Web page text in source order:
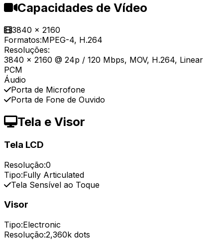
Capacidades de Vídeo
3840 x 2160
Formatos:MPEG-4, H.264
Resoluções:
3840 x 2160 @ 24p / 120 Mbps, MOV, H.264, Linear
PCM
Áudio
Porta de Microfone
Porta de Fone de Ouvido
Tela e Visor
Tela LCD
Resolução:0
Tipo:Fully Articulated
Tela Sensível ao Toque
Visor
Tipo:Electronic
Resolução:2,360k dots